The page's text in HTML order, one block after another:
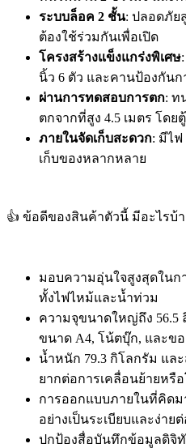
ระบบล็อค 2 ชั้น: ปลอดภัย
ต้องใช้ร่วมกันเพื่อเปิด
โครงสร้างแข็งแกร่งพิเศษ
นิ้ว 6 ตัว และคานป้องกันก
ผ่านการทดสอบการตก: ท
ตกจากที่สูง 4.5 เมตร โดย
ภายในจัดเก็บสะดวก: มีไฟ
เก็บของหลากหลาย
👍 ข้อดีของสินค้าตัวนี้ มีอะไรบ้า
มอบความอุ่นใจสูงสุดใน
ทั้งไฟไหม้และน้ำท่วม
ความจุขนาดใหญ่ถึง 56.5
ขนาด A4, โน้ตบุ๊ก, และข
น้ำหนัก 79.3 กิโลกรัม แล
ยากต่อการเคลื่อนย้ายหรื
การออกแบบภายในที่คิดม
อย่างเป็นระเบียบและง่าย
ปกป้องสื่อบันทึกข้อมูลดิจิทั